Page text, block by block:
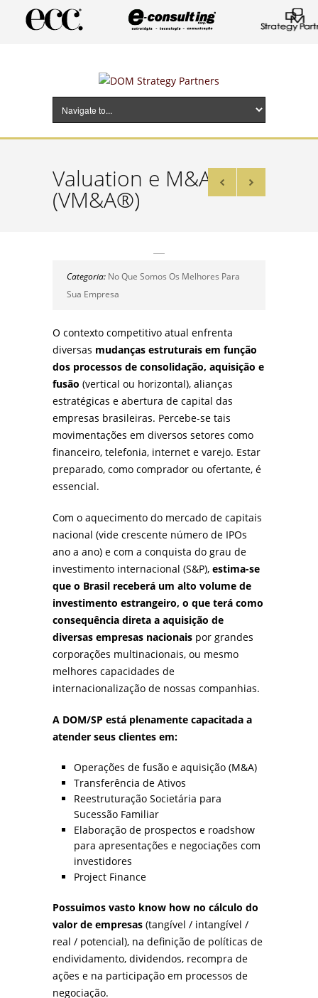
Valuation e M&A
(VM&A®)
Categoria: No Que Somos Os Melhores Para
Sua Empresa
O contexto competitivo atual enfrenta
diversas mudanças estruturais em função
dos processos de consolidação, aquisição e
fusão (vertical ou horizontal), alianças
estratégicas e abertura de capital das
empresas brasileiras. Percebe-se tais
movimentações em diversos setores como
financeiro, telefonia, internet e varejo. Estar
preparado, como comprador ou ofertante, é
essencial.
Com o aquecimento do mercado de capitais
nacional (vide crescente número de IPOs
ano a ano) e com a conquista do grau de
investimento internacional (S&P), estima-se
que o Brasil receberá um alto volume de
investimento estrangeiro, o que terá como
consequência direta a aquisição de
diversas empresas nacionais por grandes
corporações multinacionais, ou mesmo
melhores capacidades de
internacionalização de nossas companhias.
A DOM/SP está plenamente capacitada a
atender seus clientes em:
Operações de fusão e aquisição (M&A)
Transferência de Ativos
Reestruturação Societária para
Sucessão Familiar
Elaboração de prospectos e roadshow
para apresentações e negociações com
investidores
Project Finance
Possuimos vasto know how no cálculo do
valor de empresas (tangível / intangível /
real / potencial), na definição de políticas de
endividamento, dividendos, recompra de
ações e na participação em processos de
negociação.